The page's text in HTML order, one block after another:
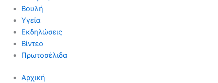
Βουλή
Υγεία
Εκδηλώσεις
Βίντεο
Πρωτοσέλιδα
Αρχική